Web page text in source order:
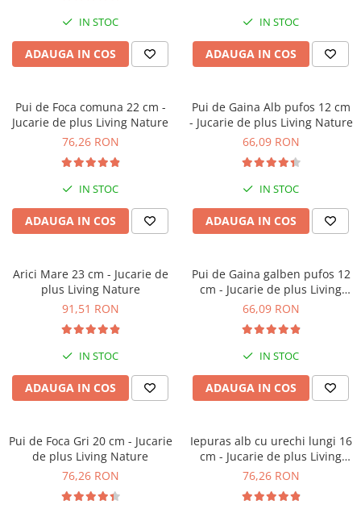
IN STOC
ADAUGA IN COS
IN STOC
ADAUGA IN COS
Pui de Foca comuna 22 cm -
Jucarie de plus Living Nature
76,26 RON
IN STOC
ADAUGA IN COS
Pui de Gaina Alb pufos 12 cm
- Jucarie de plus Living Nature
66,09 RON
IN STOC
ADAUGA IN COS
Arici Mare 23 cm - Jucarie de
plus Living Nature
91,51 RON
IN STOC
ADAUGA IN COS
Pui de Gaina galben pufos 12
cm - Jucarie de plus Living
Nature
66,09 RON
IN STOC
ADAUGA IN COS
Pui de Foca Gri 20 cm - Jucarie
de plus Living Nature
76,26 RON
Iepuras alb cu urechi lungi 16
cm - Jucarie de plus Living
Nature
76,26 RON